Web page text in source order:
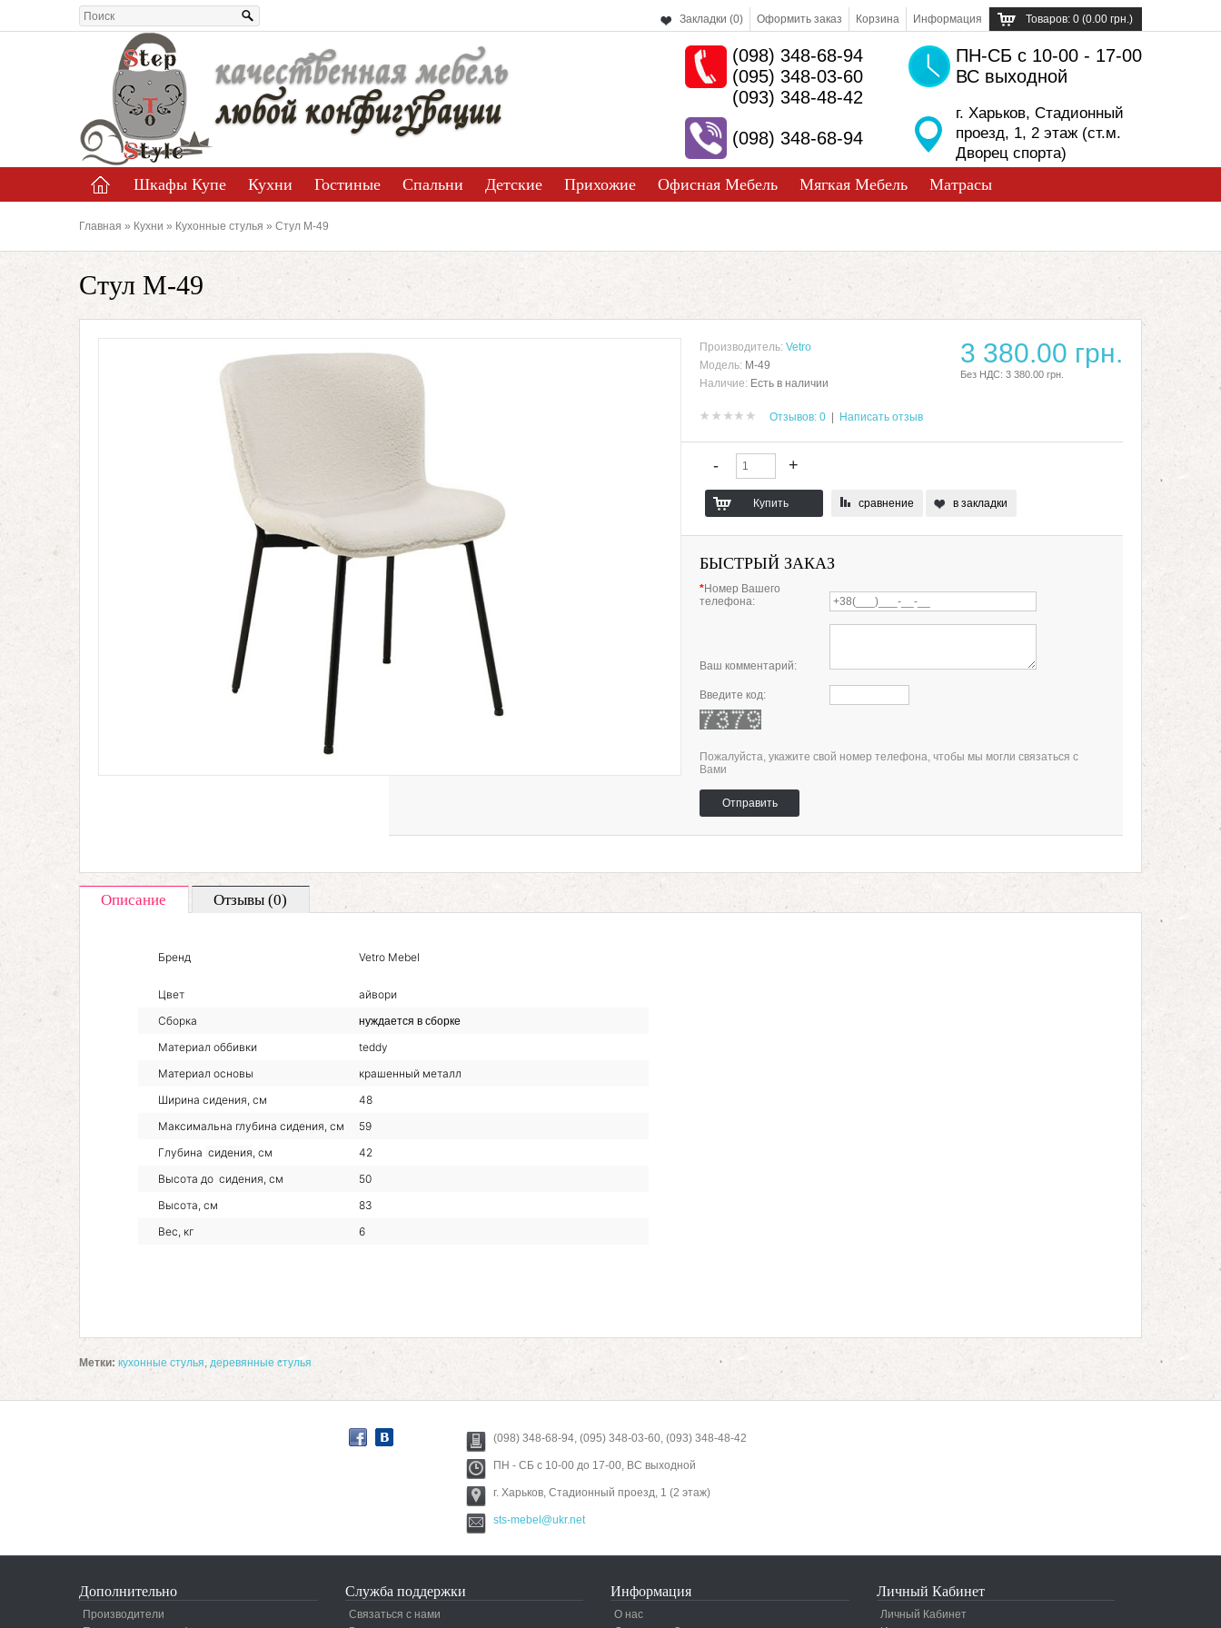
Товаров: 0 (0.00 грн.)
Информация
Корзина
Оформить заказ
Закладки (0)
ПН-СБ с 10-00 - 17-00
ВС выходной
г. Харьков, Стадионный
проезд, 1, 2 этаж (ст.м.
Дворец спорта)
(098) 348-68-94
(095) 348-03-60
(093) 348-48-42
(098) 348-68-94
качественная мебель
любой конфигурации
Шкафы Купе Кухни Гостиные Спальни Детские Прихожие Офисная Мебель Мягкая Мебель Матрасы
Главная » Кухни » Кухонные стулья » Стул M-49
Стул M-49
3 380.00 грн.
Без НДС: 3 380.00 грн.
Производитель: Vetro
Модель: M-49
Наличие: Есть в наличии
Отзывов: 0 | Написать отзыв
сравнение в закладки
БЫСТРЫЙ ЗАКАЗ
*Номер Вашего
телефона:
Ваш комментарий:
Введите код:
Пожалуйста, укажите свой номер телефона, чтобы мы могли связаться с
Вами
Отправить
Описание Отзывы (0)
Бренд Vetro Mebel
Цвет
айвори
Сборка
нуждается в сборке
Материал оббивки
teddy
Материал основы
крашенный металл
Ширина сидения, см
48
Максимальна глубина сидения, см
59
Глубина сидения, см
42
Высота до сидения, см
50
Высота, см
83
Вес, кг
6
Метки: кухонные стулья деревянные стулья
(098) 348-68-94, (095) 348-03-60, (093) 348-48-42
ПН - СБ с 10-00 до 17-00, ВС выходной
г. Харьков, Стадионный проезд, 1 (2 этаж)
sts-mebel@ukr.net
Дополнительно
Производители
Служба поддержки
Связаться с нами
Информация
О нас
Личный Кабинет
Личный Кабинет